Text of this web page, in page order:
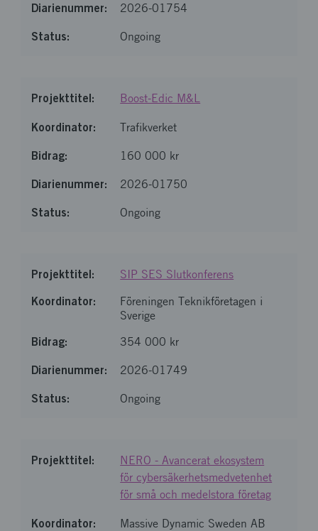
2026-01754
Ongoing
Boost-Edic M&L
Trafikverket
160 000 kr
2026-01750
Ongoing
SIP SES Slutkonferens
Föreningen Teknikföretagen i
Sverige
354 000 kr
2026-01749
Ongoing
NERO - Avancerat ekosystem
för cybersäkerhetsmedvetenhet
för små och medelstora företag
Massive Dynamic Sweden AB